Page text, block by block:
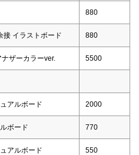
880
接 イラストボード 880
ザーカラーver. 5500
アルボード 2000
ボード 770
アルボード 550